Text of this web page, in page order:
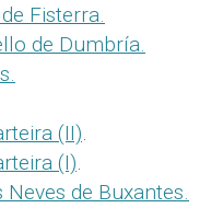
Fisterra.
de Dumbría.
(II).
(I).
Neves de Buxantes.